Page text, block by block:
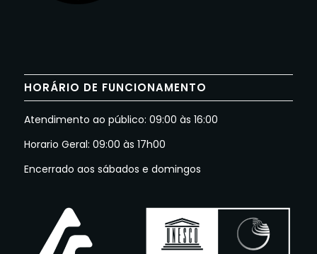
HORÁRIO DE FUNCIONAMENTO
Atendimento ao público: 09:00 às 16:00
Horario Geral: 09:00 às 17h00
Encerrado aos sábados e domingos